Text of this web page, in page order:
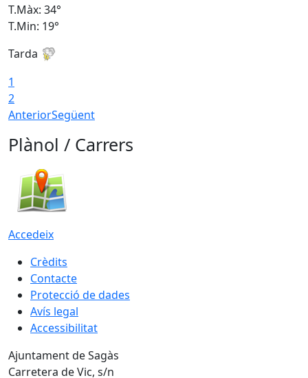
T.Màx: 34°
T.Min: 19°
Tarda
1
2
AnteriorSegüent
Plànol / Carrers
Accedeix
Crèdits
Contacte
Protecció de dades
Avís legal
Accessibilitat
Ajuntament de Sagàs
Carretera de Vic, s/n